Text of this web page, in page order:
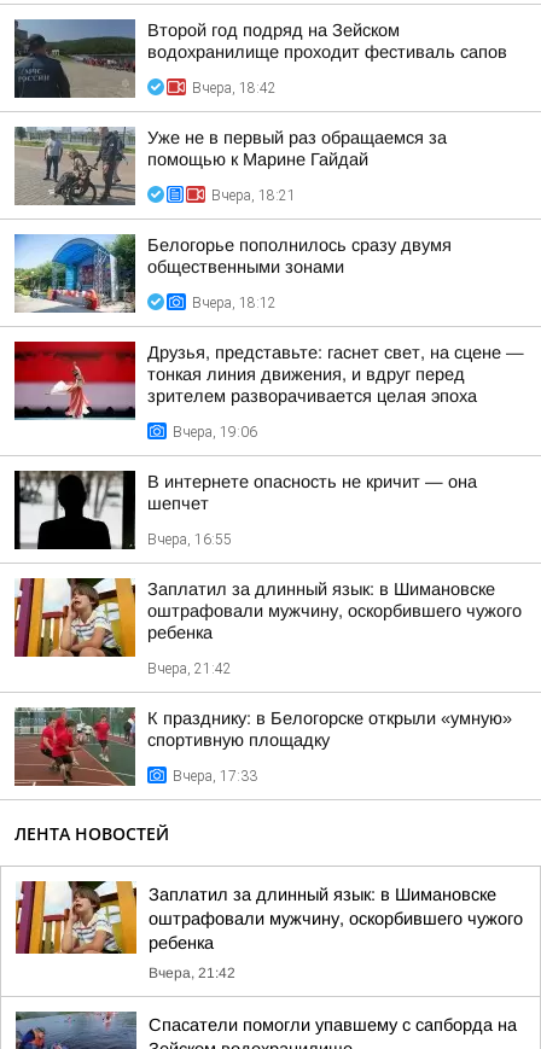
Второй год подряд на Зейском
водохранилище проходит фестиваль сапов
Вчера, 18:42
Уже не в первый раз обращаемся за
помощью к Марине Гайдай
Вчера, 18:21
Белогорье пополнилось сразу двумя
общественными зонами
Вчера, 18:12
Друзья, представьте: гаснет свет, на сцене —
тонкая линия движения, и вдруг перед
зрителем разворачивается целая эпоха
Вчера, 19:06
В интернете опасность не кричит — она
шепчет
Вчера, 16:55
Заплатил за длинный язык: в Шимановске
оштрафовали мужчину, оскорбившего чужого
ребенка
Вчера, 21:42
К празднику: в Белогорске открыли «умную»
спортивную площадку
Вчера, 17:33
ЛЕНТА НОВОСТЕЙ
Заплатил за длинный язык: в Шимановске
оштрафовали мужчину, оскорбившего чужого
ребенка
Вчера, 21:42
Спасатели помогли упавшему с сапборда на